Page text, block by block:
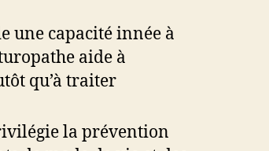
une capacité innée à
aide à
qu’à traiter
la prévention